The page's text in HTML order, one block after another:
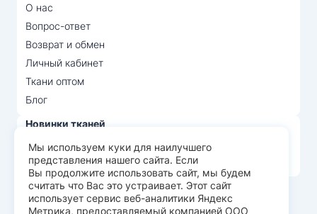
О нас
Вопрос-ответ
Возврат и обмен
Личный кабинет
Ткани оптом
Блог
Новинки тканей
Распродажа тканей
Лидеры продаж
© Арт Текс — продажа тканей оптом, 2026
Мы используем куки для наилучшего
представления нашего сайта. Если
Вы продолжите использовать сайт, мы будем
считать что Вас это устраивает. Этот сайт
использует сервис веб-аналитики Яндекс
Метрика, предоставляемый компанией ООО